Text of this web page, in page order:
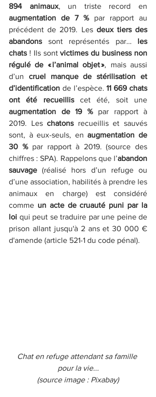
894 animaux
augmentation de 7 % par rapport au
précédent de 2019. Les deux tiers des
abandons sont représentés par… les
chats ! Ils sont victimes du business non
régulé de « l’animal objet », mais aussi
d’un cruel manque de stérilisation et
d’identification de l’espèce. 11 669 chats
ont été recueillis
augmentation de 19 % par rapport à
2019. Les chatons recueillis et sauvés
sont, à eux-seuls, en augmentation de
30 % par rapport à 2019. (source des
chiffres : SPA). Rappelons que l’abandon
sauvage (réalisé hors d’un refuge ou
d’une association, habilités à prendre les
animaux en charge) est considéré
comme un acte de cruauté puni par la
loi qui peut se traduire par une peine de
prison allant jusqu'à 2 ans et 30 000 €
d'amende (article 521-1 du code pénal).
Chat en refuge attendant sa famille
pour la vie...
(source image : Pixabay)